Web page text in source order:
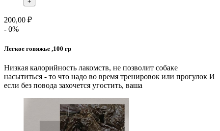
200,00 ₽
- 0%
Легкое говяжье ,100 гр
Низкая калорийность лакомств, не позволит собаке
насытиться - то что надо во время тренировок или прогулок И
если без повода захочется угостить, ваша